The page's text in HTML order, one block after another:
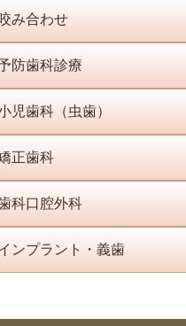
咬み合わせ
防歯科診療
児歯科（虫歯）
正歯科
科口腔外科
ンプラント・義歯